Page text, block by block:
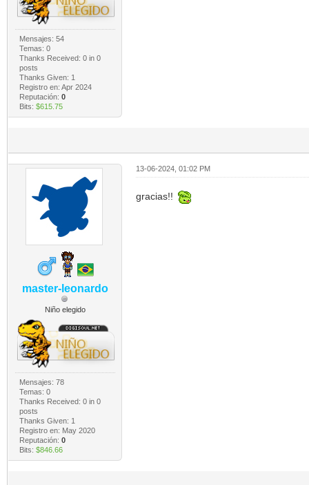
Mensajes: 54
Temas: 0
Thanks Received: 0in 0
posts
Thanks Given: 1
Registro en: Apr 2024
Reputación: 0
Bits: $615.75
master-leonardo
Niño elegido
Mensajes: 78
Temas: 0
Thanks Received: 0in 0
posts
Thanks Given: 1
Registro en: May 2020
Reputación: 0
Bits: $846.66
13-06-2024, 01:02 PM
gracias!!